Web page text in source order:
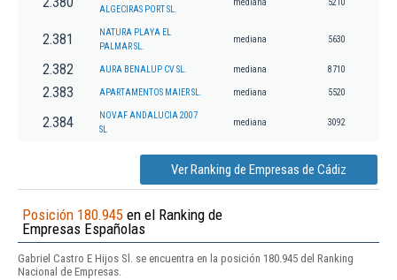
ALGECIRAS PORT SL.
mediana 5210
2.381
NATURA PLAYA EL
PALMAR SL.
mediana 5630
2.382 AURA BENALUP CV SL. mediana 8710
2.383 APARTAMENTOS MAIER SL. mediana 5520
2.384
NOVAF ANDALUCIA 2007
SL
mediana 3092
Ver Ranking de Empresas de Cádiz
Posición 180.945 en el Ranking de
Empresas Españolas
Gabriel Castro E Hijos Sl. se encuentra en la posición 180.945 del Ranking
Nacional de Empresas.